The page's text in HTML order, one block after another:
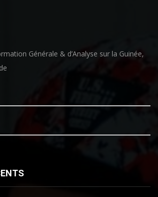
Générale & d’Analyse sur la Guinée,